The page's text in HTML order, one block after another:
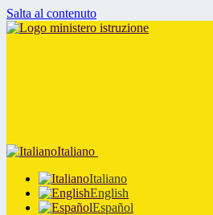
Salta al contenuto
Italiano
Italiano
English
Español